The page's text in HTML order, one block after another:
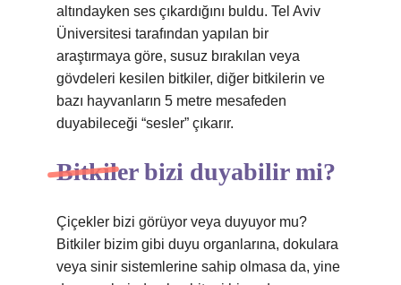
altındayken ses çıkardığını buldu. Tel Aviv
Üniversitesi tarafından yapılan bir
araştırmaya göre, susuz bırakılan veya
gövdeleri kesilen bitkiler, diğer bitkilerin ve
bazı hayvanların 5 metre mesafeden
duyabileceği “sesler” çıkarır.
Bitkiler bizi duyabilir mi?
Çiçekler bizi görüyor veya duyuyor mu?
Bitkiler bizim gibi duyu organlarına, dokulara
veya sinir sistemlerine sahip olmasa da, yine